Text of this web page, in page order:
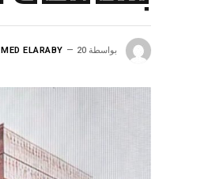
بواسطة ELARABY 20 يونيو، 2026